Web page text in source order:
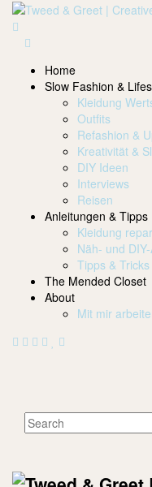
Home
Slow Fashion &
Kleidung
Outfits
Refashion &
Kreativität &
DIY Ideen
Interviews
Reisen
Anleitungen & Tipps
Kleidung
Näh- und
Tipps & Tricks
The Mended Closet
About
Mit mir